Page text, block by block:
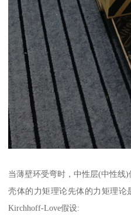
当薄壁环受弯时，中性层(中性线)
壳体的力矩理论先体的力矩理
Kirchhoff-Love假设: